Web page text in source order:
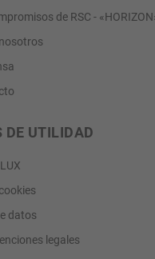
de RSC -
DE UTILIDAD
datos
legales